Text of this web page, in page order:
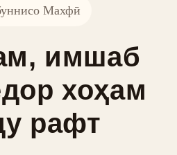
Махфӣ
имшаб
хоҳам
рафт